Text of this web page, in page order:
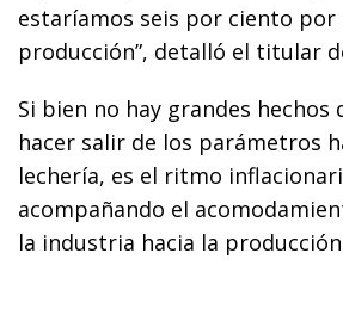
estaríamos seis por ciento por
producción”, detalló el titular
Si bien no hay grandes hechos
hacer salir de los parámetros
lechería, es el ritmo
acompañando el
la industria hacia la